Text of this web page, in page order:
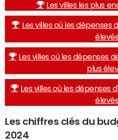
Les villes les plus
Les villes où les dépenses
Les villes où les dépenses
plus
Les villes où les dépenses
Les chiffres clés du
2024